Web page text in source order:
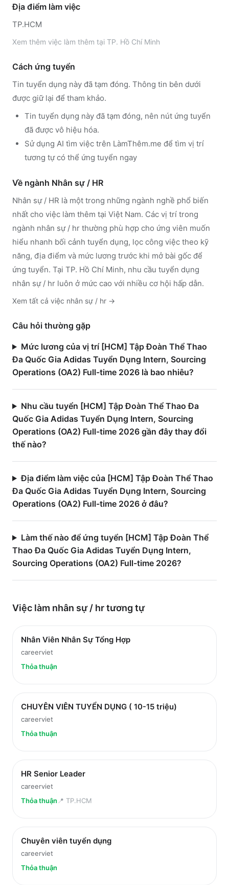
Địa điểm làm việc
TP.HCM
Xem thêm việc làm thêm tại TP. Hồ Chí Minh
Cách ứng tuyển
Tin tuyển dụng này đã tạm đóng. Thông tin bên dưới
được giữ lại để tham khảo.
Tin tuyển dụng này đã tạm đóng, nên nút ứng tuyển
đã được vô hiệu hóa.
Sử dụng AI tìm việc trên LàmThêm.me để tìm vị trí
tương tự có thể ứng tuyển ngay
Về ngành Nhân sự / HR
Nhân sự / HR là một trong những ngành nghề phổ biến
nhất cho việc làm thêm tại Việt Nam. Các vị trí trong
ngành nhân sự / hr thường phù hợp cho ứng viên muốn
hiểu nhanh bối cảnh tuyển dụng, lọc công việc theo kỹ
năng, địa điểm và mức lương trước khi mở bài gốc để
ứng tuyển. Tại TP. Hồ Chí Minh, nhu cầu tuyển dụng
nhân sự / hr luôn ở mức cao với nhiều cơ hội hấp dẫn.
Xem tất cả việc nhân sự / hr →
Câu hỏi thường gặp
Mức lương của vị trí [HCM] Tập Đoàn Thể Thao
Đa Quốc Gia Adidas Tuyển Dụng Intern, Sourcing
Operations (OA2) Full-time 2026 là bao nhiêu?
Nhu cầu tuyển [HCM] Tập Đoàn Thể Thao Đa
Quốc Gia Adidas Tuyển Dụng Intern, Sourcing
Operations (OA2) Full-time 2026 gần đây thay đổi
thế nào?
Địa điểm làm việc của [HCM] Tập Đoàn Thể Thao
Đa Quốc Gia Adidas Tuyển Dụng Intern, Sourcing
Operations (OA2) Full-time 2026 ở đâu?
Làm thế nào để ứng tuyển [HCM] Tập Đoàn Thể
Thao Đa Quốc Gia Adidas Tuyển Dụng Intern,
Sourcing Operations (OA2) Full-time 2026?
Việc làm nhân sự / hrtương tự
Nhân Viên Nhân Sự Tổng Hợp
careerviet
Thỏa thuận
CHUYÊN VIÊN TUYỂN DỤNG ( 10-15 triệu)
careerviet
Thỏa thuận
HR Senior Leader
careerviet
Thỏa thuận 📍 TP.HCM
Chuyên viên tuyển dụng
careerviet
Thỏa thuận